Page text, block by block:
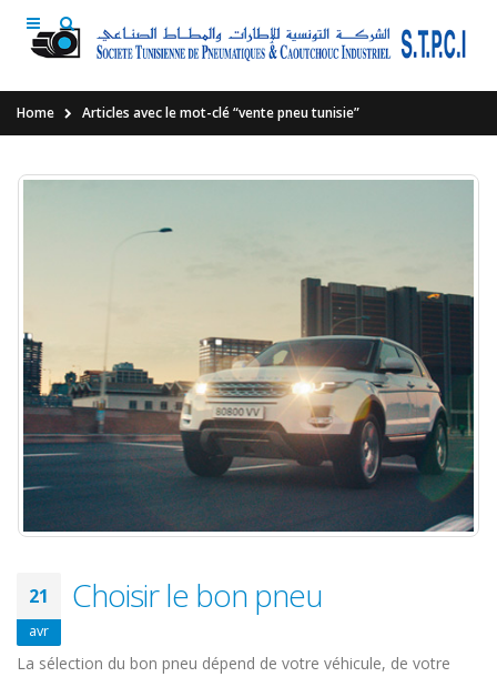
Home Articles avec le mot-clé “vente pneu tunisie”
21
avr
Choisir le bon pneu
La sélection du bon pneu dépend de votre véhicule, de votre